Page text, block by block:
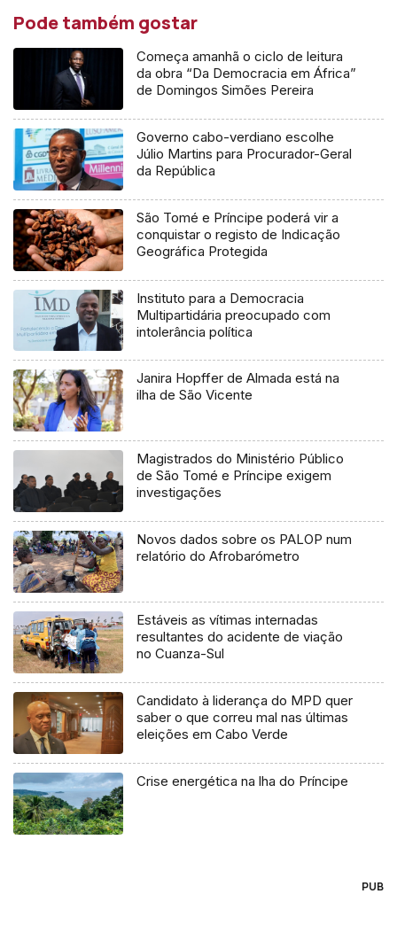
Pode também gostar
Começa amanhã o ciclo de leitura
da obra “Da Democracia em África”
de Domingos Simões Pereira
Governo cabo-verdiano escolhe
Júlio Martins para Procurador-Geral
da República
São Tomé e Príncipe poderá vir a
conquistar o registo de Indicação
Geográfica Protegida
Instituto para a Democracia
Multipartidária preocupado com
intolerância política
Janira Hopffer de Almada está na
ilha de São Vicente
Magistrados do Ministério Público
de São Tomé e Príncipe exigem
investigações
Novos dados sobre os PALOP num
relatório do Afrobarómetro
Estáveis as vítimas internadas
resultantes do acidente de viação
no Cuanza-Sul
Candidato à liderança do MPD quer
saber o que correu mal nas últimas
eleições em Cabo Verde
Crise energética na lha do Príncipe
PUB